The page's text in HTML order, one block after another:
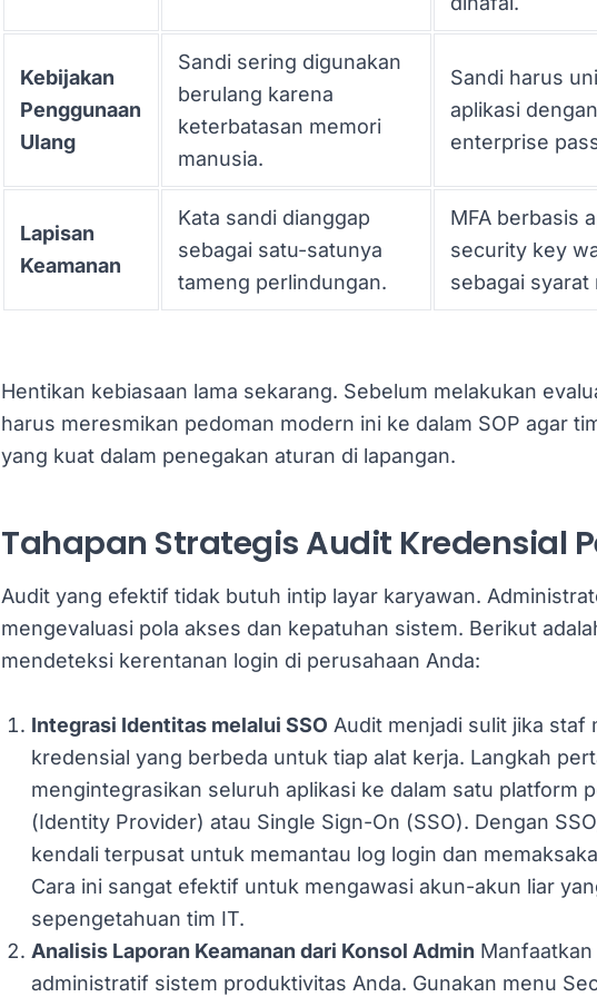
Kebijakan
Penggunaan
Ulang
Sandi sering digunakan
berulang karena
keterbatasan memori
manusia.
Sandi harus
aplikasi
enterprise
Lapisan
Keamanan
Kata sandi dianggap
sebagai satu-satunya
tameng perlindungan.
MFA berbasis
security key
sebagai syarat
Hentikan kebiasaan lama sekarang. Sebelum melakukan
harus meresmikan pedoman modern ini ke dalam SOP agar
yang kuat dalam penegakan aturan di lapangan.
Tahapan Strategis Audit Kredensial
Audit yang efektif tidak butuh intip layar karyawan.
mengevaluasi pola akses dan kepatuhan sistem. Berikut
mendeteksi kerentanan login di perusahaan Anda:
Integrasi Identitas melalui SSO Audit menjadi sulit jika staf
kredensial yang berbeda untuk tiap alat kerja. Langkah
mengintegrasikan seluruh aplikasi ke dalam satu platform
(Identity Provider) atau Single Sign-On (SSO). Dengan
kendali terpusat untuk memantau log login dan
Cara ini sangat efektif untuk mengawasi akun-akun liar
sepengetahuan tim IT.
Analisis Laporan Keamanan dari Konsol Admin
administratif sistem produktivitas Anda. Gunakan menu